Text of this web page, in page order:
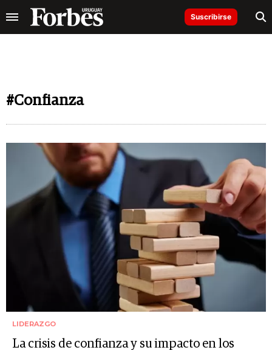
Suscribirse
#Confianza
LIDERAZGO
La crisis de confianza y su impacto en los